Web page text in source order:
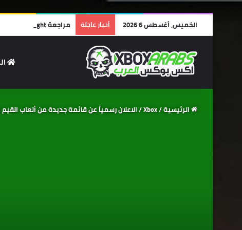
الخميس, أغسطس 6 2026 أخبار عاجلة مراجعة Lego Batman: Legacy of the Dark Knight | أفضل ألعاب الليجو… وأجمل رسالة حب لشخصية باتمان!
الرئيسية/
Xbox
/الاعلان رسمياً عن قائمة جديدة من ألعاب